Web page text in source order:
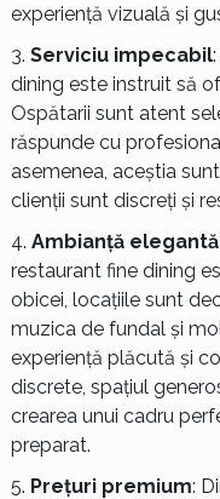
experiență vizuală și
Serviciu impecabil
dining este instruit să
Ospătarii sunt atent
răspunde cu
asemenea, aceștia
clienții sunt discreți și
Ambianță
restaurant fine dining
obicei, locațiile sunt
muzica de fundal și
experiență plăcută și
discrete, spațiul
crearea unui cadru
preparat.
Prețuri premium: